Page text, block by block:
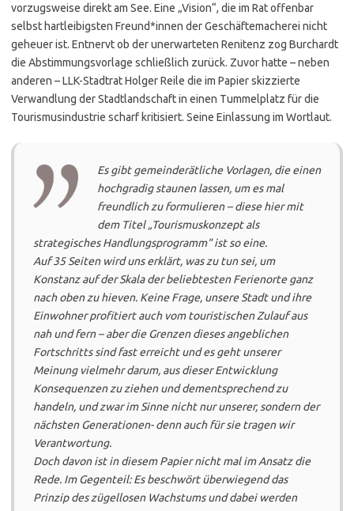
vorzugsweise direkt am See. Eine „Vision“, die im Rat offenbar
selbst hartleibigsten Freund*innen der Geschäftemacherei nicht
geheuer ist. Entnervt ob der unerwarteten Renitenz zog Burchardt
die Abstimmungsvorlage schließlich zurück. Zuvor hatte – neben
anderen – LLK-Stadtrat Holger Reile die im Papier skizzierte
Verwandlung der Stadtlandschaft in einen Tummelplatz für die
Tourismusindustrie scharf kritisiert. Seine Einlassung im Wortlaut.
Es gibt gemeinderätliche Vorlagen, die einen
hochgradig staunen lassen, um es mal
freundlich zu formulieren – diese hier mit
dem Titel „Tourismuskonzept als
strategisches Handlungsprogramm“ ist so eine.
Auf 35 Seiten wird uns erklärt, was zu tun sei, um
Konstanz auf der Skala der beliebtesten Ferienorte ganz
nach oben zu hieven. Keine Frage, unsere Stadt und ihre
Einwohner profitiert auch vom touristischen Zulauf aus
nah und fern – aber die Grenzen dieses angeblichen
Fortschritts sind fast erreicht und es geht unserer
Meinung vielmehr darum, aus dieser Entwicklung
Konsequenzen zu ziehen und dementsprechend zu
handeln, und zwar im Sinne nicht nur unserer, sondern der
nächsten Generationen- denn auch für sie tragen wir
Verantwortung.
Doch davon ist in diesem Papier nicht mal im Ansatz die
Rede. Im Gegenteil: Es beschwört überwiegend das
Prinzip des zügellosen Wachstums und dabei werden